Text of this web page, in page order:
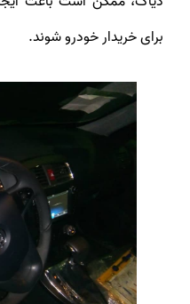
برای خریدار خودرو شوند.